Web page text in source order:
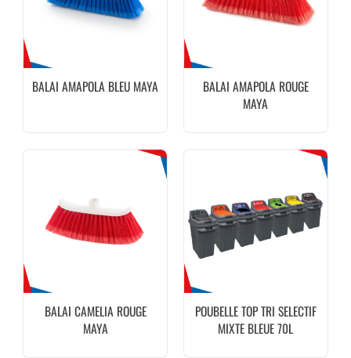
BALAI AMAPOLA BLEU MAYA
BALAI AMAPOLA ROUGE
MAYA
BALAI CAMELIA ROUGE
MAYA
POUBELLE TOP TRI SELECTIF
MIXTE BLEUE 70L